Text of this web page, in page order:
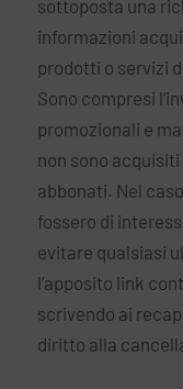
sottoposta una
informazioni
prodotti o servizi
Sono compresi
promozionali e
non sono
abbonati. Nel
fossero di
evitare qualsiasi
l’apposito link
scrivendo ai
diritto alla